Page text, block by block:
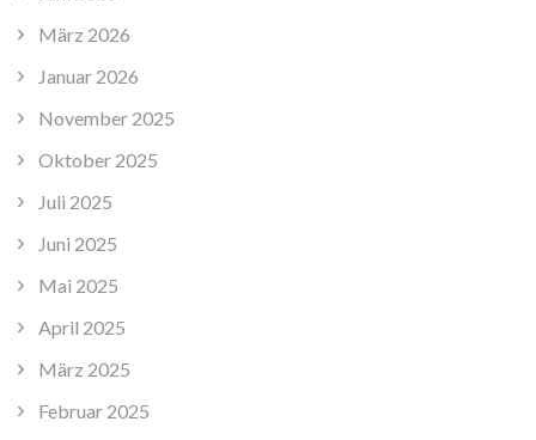
März 2026
Januar 2026
November 2025
Oktober 2025
Juli 2025
Juni 2025
Mai 2025
April 2025
März 2025
Februar 2025